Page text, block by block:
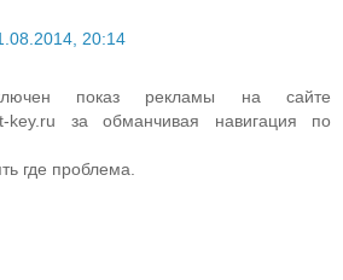
20:14
показ рекламы на сайте
key.ru за обманчивая навигация по
где проблема.